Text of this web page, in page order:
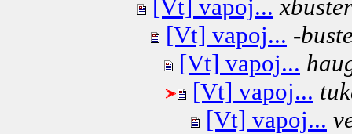
[Vt] vapoj...
[Vt] vapoj... -
[Vt] vapoj...
[Vt] vapoj...
[Vt] vapoj...